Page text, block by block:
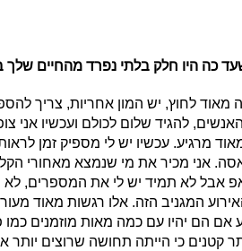
כה היו חלק בלתי נפרד מהחיים שלך
מאוד לחוץ, יש המון אחריות, צריך
להגיד שלום לכולם ועכשיו אני
מרגיע. עכשיו יש לי מספיק זמן
אני מכיר את מי שנמצא מאחורי
אבל לא תמיד יש לי את המספרים, לא
המגניב הזה. אלו רגשות מאוד
אם הם יהיו עם כמה מאות מוזמנים כמו
קטנים כי הייתה תחושה שרוצים יותר